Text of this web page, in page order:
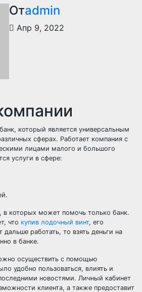
Отadmin
Апр 9, 2022
который является универсальным
сферах. Работает компания с
лицами малого и большого
услуги в сфере:
в которых может помочь только банк.
что купив лодочный винт, его
работать, то взять деньги на
в банке.
осуществить с помощью
удобно пользоваться, влиять и
новостями. Личный кабинет
клиента, а также предоставит